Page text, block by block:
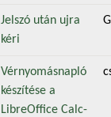
Jelszó után ujra
kéri
Vérnyomásnapló
készítése a
LibreOffice Calc-